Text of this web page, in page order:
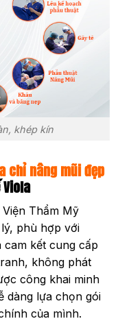
khép kín
chỉ nâng mũi đẹp
Viola
Thẩm Mỹ
phù hợp với
cam kết cung cấp
không phát
công khai minh
dàng lựa chọn gói
của mình.